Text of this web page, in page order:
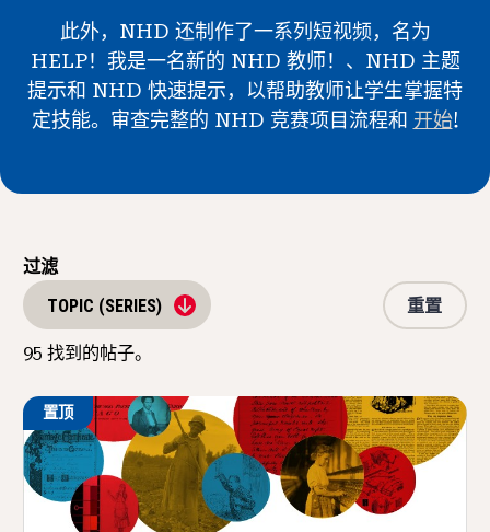
教学研究技能
为 NHD 学生提供建议
参与其中
此外，NHD 还制作了一系列短视频，名为
HELP！我是一名新的 NHD 教师！、NHD 主题
提示和 NHD 快速提示，以帮助教师让学生掌握特
定技能。审查完整的 NHD 竞赛项目流程和 开始!
过滤
TOPIC (SERIES)
95 找到的帖子。
重置
置顶